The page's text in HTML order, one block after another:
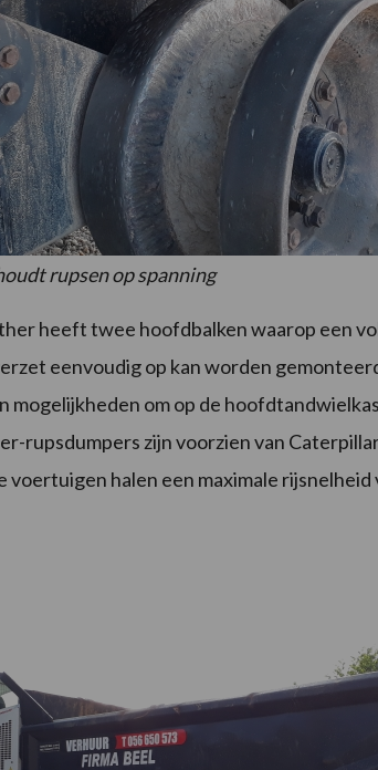
rupsen op spanning
heeft twee hoofdbalken waarop een
eenvoudig op kan worden
mogelijkheden om op de
rupsdumpers zijn voorzien van
voertuigen halen een maximale